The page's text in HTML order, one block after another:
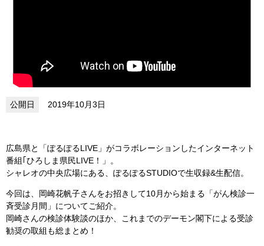
2019年10月3日
広島県と「ぽるぽるLIVE」がコラボレーションしたインターネット
番組｢ひろしま県民LIVE！」。
シャレオの中央広場にある、ぽるぽるSTUDIOで生収録&生配信。
今回は、岡崎花帆子さんをお招きして10月から始まる「がん検診一
斉受診月間」についてご紹介。
岡崎さんの検診体験談のほか、これまでのデーモン閣下による受診
勧奨の取組も総まとめ！